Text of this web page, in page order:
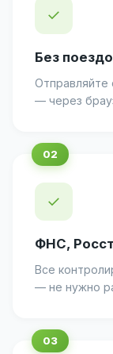
✓
Без
Отправляйте
— через
✓
ФНС,
Все
— не нужно